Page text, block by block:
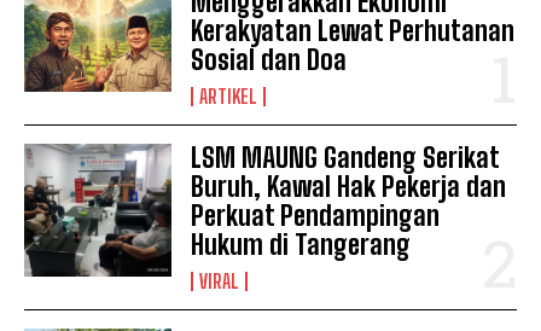
Kerakyatan Lewat Perhutanan
Sosial dan Doa
ARTIKEL
LSM MAUNG Gandeng Serikat
Buruh, Kawal Hak Pekerja dan
Perkuat Pendampingan
Hukum di Tangerang
VIRAL